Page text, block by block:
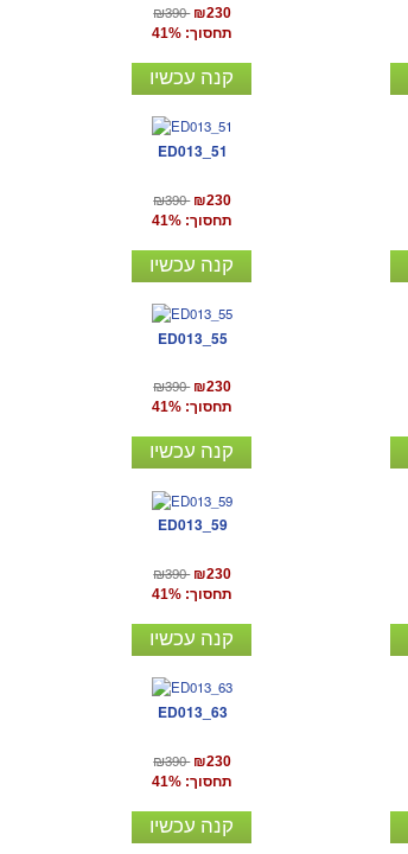
₪390 ₪230
תחסוך: 41%
קנה עכשיו
ED013_51
₪390 ₪230
תחסוך: 41%
קנה עכשיו
ED013_55
₪390 ₪230
תחסוך: 41%
קנה עכשיו
ED013_59
₪390 ₪230
תחסוך: 41%
קנה עכשיו
ED013_63
₪390 ₪230
תחסוך: 41%
קנה עכשיו